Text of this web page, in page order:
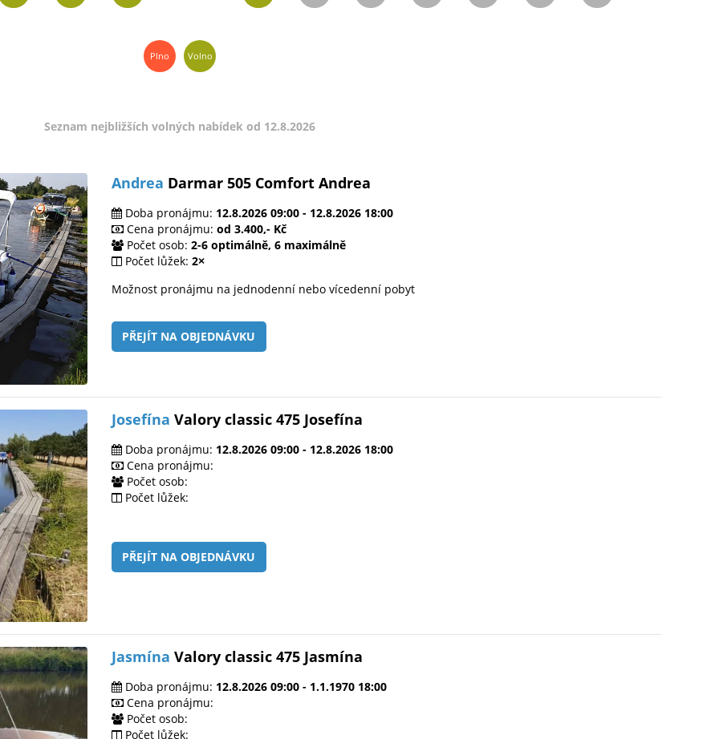
Plno Volno
Seznam nejbližších volných nabídek od 12.8.2026
Andrea Darmar 505 Comfort Andrea
Doba pronájmu: 12.8.2026 09:00 - 12.8.2026 18:00
Cena pronájmu: od 3.400,- Kč
Počet osob: 2-6 optimálně, 6 maximálně
Počet lůžek: 2×
Možnost pronájmu na jednodenní nebo vícedenní pobyt
PŘEJÍT NA OBJEDNÁVKU
Josefína Valory classic 475 Josefína
Doba pronájmu: 12.8.2026 09:00 - 12.8.2026 18:00
Cena pronájmu:
Počet osob:
Počet lůžek:
PŘEJÍT NA OBJEDNÁVKU
Jasmína Valory classic 475 Jasmína
Doba pronájmu: 12.8.2026 09:00 - 1.1.1970 18:00
Cena pronájmu:
Počet osob:
Počet lůžek: